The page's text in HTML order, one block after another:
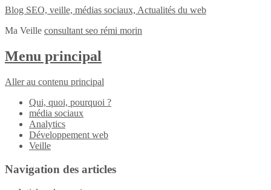
Blog SEO, veille, médias sociaux, Actualités du web
Ma Veille consultant seo rémi morin
Menu principal
Aller au contenu principal
Qui, quoi, pourquoi ?
média sociaux
Analytics
Développement web
Veille
Navigation des articles